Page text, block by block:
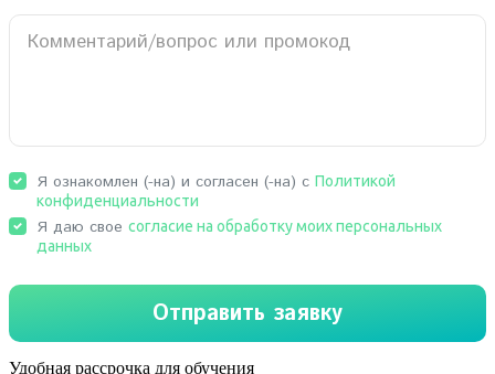
Удобная рассрочка для обучения